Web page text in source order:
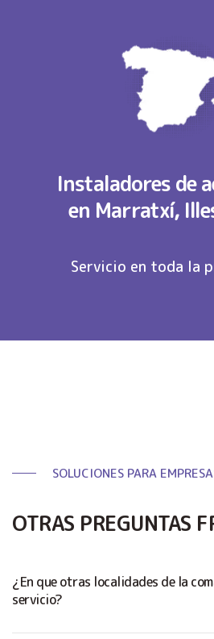
Instaladores de
en Marratxí,
Servicio en toda la
SOLUCIONES PARA
OTRAS PREGUNTAS
¿En que otras localidades de la
servicio?